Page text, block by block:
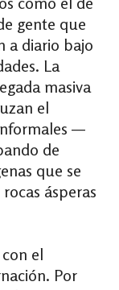
gente que
a diario bajo
La
masiva
el
—
de
que se
ásperas
el
Por